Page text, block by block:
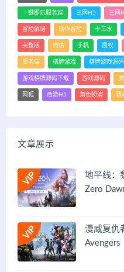
一键即玩服务端 三网H5 三网
冒险解谜 动作冒险 十三水
完整版 微信 手机 授权
服务端 棋牌游戏 棋牌游戏源码
游戏棋牌源码下载 游戏源码
网狐 西游H5 角色扮演 赛
文章展示
地平线：
Zero
漫威复仇
Avengers